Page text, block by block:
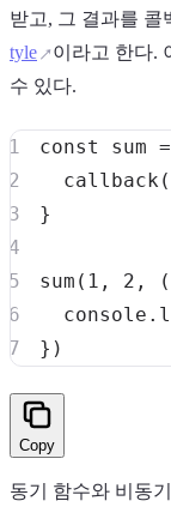
받고, 그 결과를 콜
tyle
이라고 한다.
수 있다.
const sum =
callback (
}
sum ( 1 , 2 , (
console .
} )
Copy
동기 함수와 비동